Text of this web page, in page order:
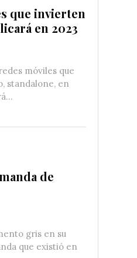
que invierten
en 2023
móviles que
standalone, en
de
gris en su
que existió en